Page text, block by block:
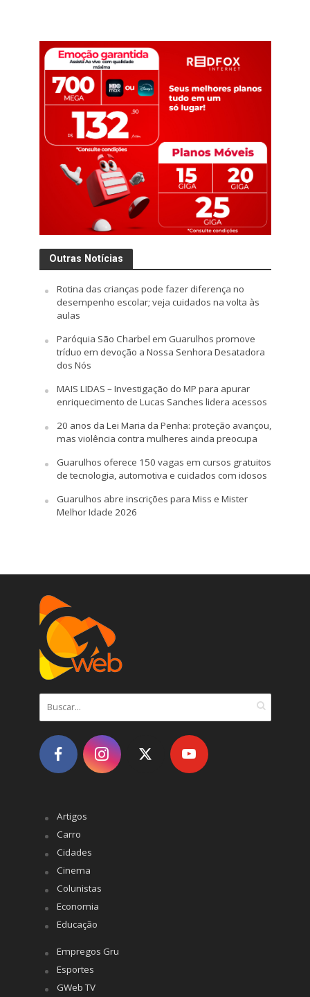
Outras Notícias
Rotina das crianças pode fazer diferença no
desempenho escolar; veja cuidados na volta às
aulas
Paróquia São Charbel em Guarulhos promove
tríduo em devoção a Nossa Senhora Desatadora
dos Nós
MAIS LIDAS – Investigação do MP para apurar
enriquecimento de Lucas Sanches lidera acessos
20 anos da Lei Maria da Penha: proteção avançou,
mas violência contra mulheres ainda preocupa
Guarulhos oferece 150 vagas em cursos gratuitos
de tecnologia, automotiva e cuidados com idosos
Guarulhos abre inscrições para Miss e Mister
Melhor Idade 2026
Artigos
Carro
Cidades
Cinema
Colunistas
Economia
Educação
Empregos Gru
Esportes
GWeb TV